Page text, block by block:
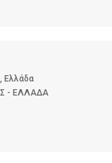
Ελλάδα
- ΕΛΛΑΔΑ